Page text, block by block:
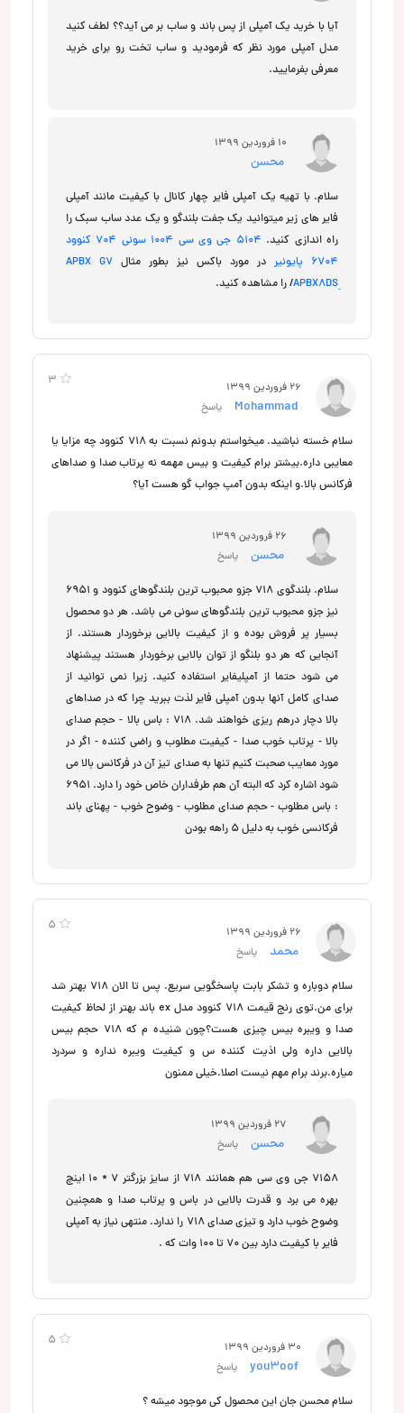
آیا با خرید یک آمپلی از پس باند و ساب بر می آید؟؟ لطف کنید
مدل آمپلی مورد نظر که فرمودید و ساب تخت رو برای خرید
معرفی بفرمایید.
10 فروردین 1399
محسن
سلام. با تهیه یک آمپلی فایر چهار کانال با کیفیت مانند آمپلی
فایر های زیر میتوانید یک جفت بلندگو و یک عدد ساب سبک را
راه اندازی کنید. 5104 جی وی سی 1004 سونی
704 کنوود
6704 پایونیر
در مورد باکس نیز بطور مثال APBX G7
/APBX8DS
3 26 فروردین 1399
پاسخ
سلام خسته نباشید. میخواستم بدونم نسبت به ۷۱۸ کنوود چه مزایا یا
معایبی داره.بیشتر برام کیفیت و بیس مهمه نه پرتاب صدا و صداهای
فرکانس بالا.و اینکه بدون آمپ جواب گو هست آیا؟
26 فروردین 1399
محسن پاسخ
سلام. بلندگوی 718 جزو محبوب ترین بلندگوهای کنوود و 6951
نیز جزو محبوب ترین بلندگوهای سونی می باشد. هر دو محصول
بسیار پر فروش بوده و از کیفیت بالایی برخوردار هستند. از
آنجایی که هر دو بلنگو از توان بالایی برخوردار هستند پیشنهاد
می شود حتما از آمپلیفایر استفاده کنید. زیرا نمی توانید از
صدای کامل آنها بدون آمپلی فایر لذت ببرید چرا که در صداهای
بالا دچار درهم ریزی خواهند شد. 718 : باس بالا - حجم صدای
بالا - پرتاب خوب صدا - کیفیت مطلوب و راضی کننده - اگر در
مورد معایب صحبت کنیم تنها به صدای تیز آن در فرکانس بالا می
شود اشاره کرد که البته آن هم طرفداران خاص خود را دارد. 6951
: باس مطلوب - حجم صدای مطلوب - وضوح خوب - پهنای باند
فرکانسی خوب به دلیل 5 راهه بودن
5 26 فروردین 1399
محمد پاسخ
سلام دوباره و تشکر بابت پاسخگویی سریع. پس تا الان ۷۱۸ بهتر شد
برای من.توی رنج قیمت ۷۱۸ کنوود مدل ex باند بهتر از لحاظ کیفیت
صدا و ویبره بیس چیزی هست؟چون شنیده م که ۷۱۸ حجم بیس
بالایی داره ولی اذیت کننده س و کیفیت ویبره نداره و سردرد
میاره.برند برام مهم نیست اصلا.خیلی ممنون
27 فروردین 1399
محسن پاسخ
7158 جی وی سی هم همانند 718 از سایز بزرگتر 7 * 10 اینچ
بهره می برد و قدرت بالایی در باس و پرتاب صدا و همچنین
وضوح خوب دارد و تیزی صدای 718 را ندارد. منتهی نیاز به آمپلی
فایر با کیفیت دارد بین 70 تا 100 وات که .
5 30 فروردین 1399
پاسخ
سلام محسن جان این محصول کی موجود میشه ؟